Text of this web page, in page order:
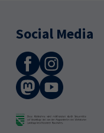
Social Media